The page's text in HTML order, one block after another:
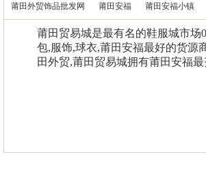
莆田外贸饰品批发网 莆田安福 莆田安福小镇
莆田贸易城是最有名的鞋服城市场
包,服饰,球衣,莆田安福最好的货源
田外贸,莆田贸易城拥有莆田安福